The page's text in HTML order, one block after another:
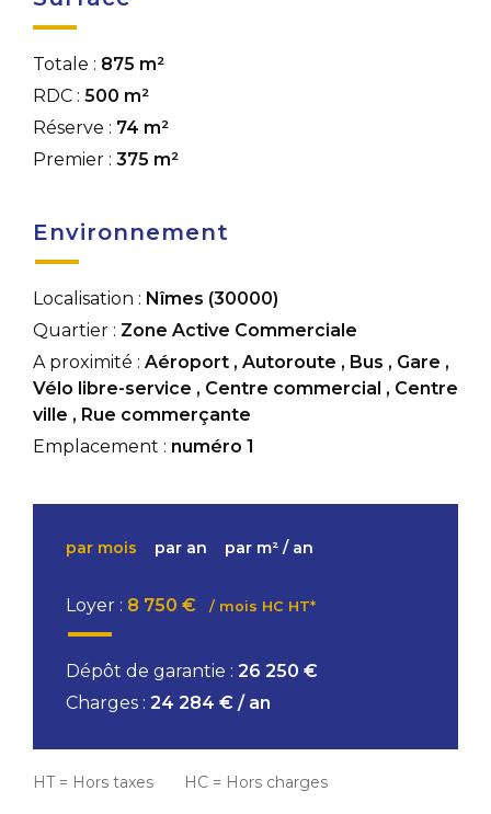
Totale : 875 m²
RDC : 500 m²
Réserve : 74 m²
Premier : 375 m²
Environnement
Localisation : Nîmes (30000)
Quartier : Zone Active Commerciale
A proximité : Aéroport , Autoroute , Bus , Gare ,
Vélo libre-service , Centre commercial , Centre
ville , Rue commerçante
Emplacement : numéro 1
par mois par an par m² / an
Loyer : 8 750 € / mois HC HT*
Dépôt de garantie : 26 250 €
Charges : 24 284 € / an
HT = Hors taxes HC = Hors charges